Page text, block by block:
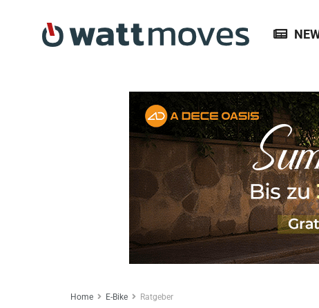
Home E-Bike Ratgeber